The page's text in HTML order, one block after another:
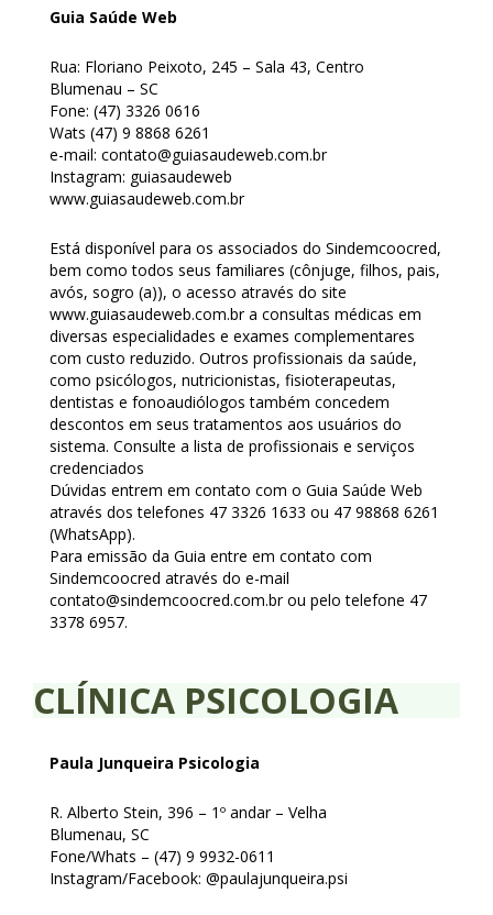
Homologação
Índices
Notícias
Contato
Baixar APP
Guia Saúde Web
Rua: Floriano Peixoto, 245 – Sala 43, Centro
Blumenau – SC
Fone: (47) 3326 0616
Wats (47) 9 8868 6261
e-mail: contato@guiasaudeweb.com.br
Instagram: guiasaudeweb
www.guiasaudeweb.com.br
Está disponível para os associados do Sindemcoocred,
bem como todos seus familiares (cônjuge, filhos, pais,
avós, sogro (a)), o acesso através do site
www.guiasaudeweb.com.br a consultas médicas em
diversas especialidades e exames complementares
com custo reduzido. Outros profissionais da saúde,
como psicólogos, nutricionistas, fisioterapeutas,
dentistas e fonoaudiólogos também concedem
descontos em seus tratamentos aos usuários do
sistema. Consulte a lista de profissionais e serviços
credenciados
Dúvidas entrem em contato com o Guia Saúde Web
através dos telefones 47 3326 1633 ou 47 98868 6261
(WhatsApp).
Para emissão da Guia entre em contato com
Sindemcoocred através do e-mail
contato@sindemcoocred.com.br ou pelo telefone 47
3378 6957.
CLÍNICA PSICOLOGIA
Paula Junqueira Psicologia
R. Alberto Stein, 396 – 1º andar – Velha
Blumenau, SC
Fone/Whats – (47) 9 9932-0611
Instagram/Facebook: @paulajunqueira.psi